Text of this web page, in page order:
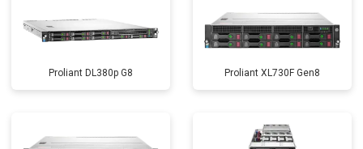
Proliant DL380p G8 Proliant XL730F Gen8